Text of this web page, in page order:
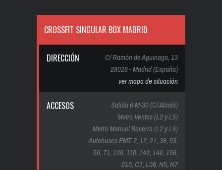
CROSSFIT SINGULAR BOX MADRID
DIRECCIÓN
C/ Ramón de Aguinaga, 13
28028 - Madrid (España)
ver mapa de situación
ACCESOS
Salida 6 M-30 (C/ Alcalá)
Metro Ventas (L2 y L5)
Metro Manuel Becerra (L2 y L6)
Autobuses EMT 2, 12, 21, 38, 53,
56, 71, 106, 110, 143, 146, 156,
210, C1, L06, N5, N7